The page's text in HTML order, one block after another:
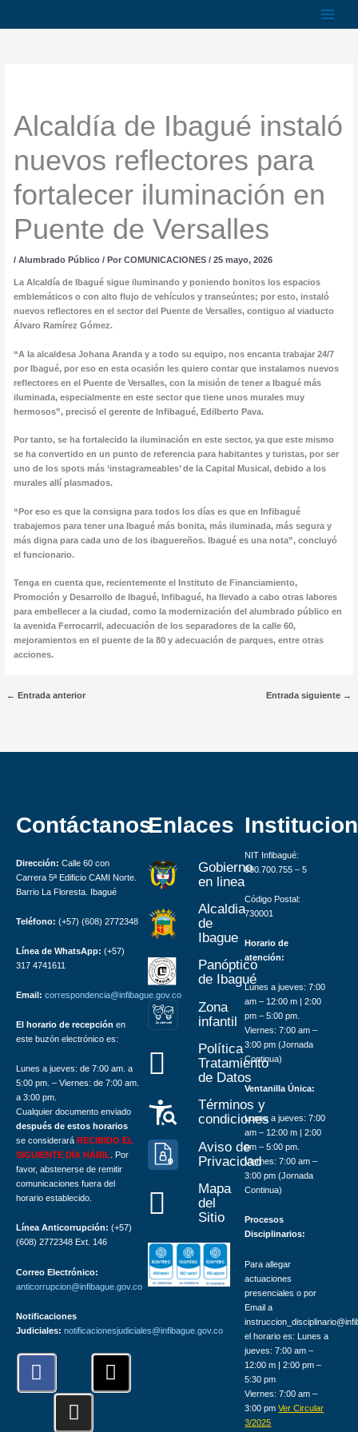
Alcaldía de Ibagué instaló
nuevos reflectores para
fortalecer iluminación en
Puente de Versalles
/ Alumbrado Público/ Por COMUNICACIONES / 25 mayo, 2026
La Alcaldía de Ibagué sigue iluminando y poniendo bonitos los espacios
emblemáticos o con alto flujo de vehículos y transeúntes; por esto, instaló
nuevos reflectores en el sector del Puente de Versalles, contiguo al viaducto
Álvaro Ramírez Gómez.
“A la alcaldesa Johana Aranda y a todo su equipo, nos encanta trabajar 24/7
por Ibagué, por eso en esta ocasión les quiero contar que instalamos nuevos
reflectores en el Puente de Versalles, con la misión de tener a Ibagué más
iluminada, especialmente en este sector que tiene unos murales muy
hermosos”, precisó el gerente de Infibagué, Edilberto Pava.
Por tanto, se ha fortalecido la iluminación en este sector, ya que este mismo
se ha convertido en un punto de referencia para habitantes y turistas, por ser
uno de los spots más ‘instagrameables’ de la Capital Musical, debido a los
murales allí plasmados.
“Por eso es que la consigna para todos los días es que en Infibagué
trabajemos para tener una Ibagué más bonita, más iluminada, más segura y
más digna para cada uno de los ibaguereños. Ibagué es una nota”, concluyó
el funcionario.
Tenga en cuenta que, recientemente el Instituto de Financiamiento,
Promoción y Desarrollo de Ibagué, Infibagué, ha llevado a cabo otras labores
para embellecer a la ciudad, como la modernización del alumbrado público en
la avenida Ferrocarril, adecuación de los separadores de la calle 60,
mejoramientos en el puente de la 80 y adecuación de parques, entre otras
acciones.
← Entrada anterior Entrada siguiente →
Contáctanos
Dirección: Calle 60 con
Carrera 5ª Edificio CAMI Norte.
Barrio La Floresta. Ibagué
Teléfono: (+57) (608) 2772348
Línea de WhatsApp: (+57)
317 4741611
Email: correspondencia@infibague.gov.co
El horario de recepción en
este buzón electrónico es:
Lunes a jueves: de 7:00 am. a
5:00 pm. – Viernes: de 7:00 am.
a 3:00 pm.
Cualquier documento enviado
después de estos horarios
se considerará RECIBIDO EL
SIGUIENTE DÍA HÁBIL . Por
favor, abstenerse de remitir
comunicaciones fuera del
horario establecido.
Línea Anticorrupción: (+57)
(608) 2772348 Ext. 146
Correo Electrónico:
anticorrupcion@infibague.gov.co
Notificaciones
Judiciales: notificacionesjudiciales@infibague.gov.co
F
a
X
-
s
t
Enlaces
Gobierno
en linea
Alcaldia
de
Ibague
Panóptico
de Ibagué
ZonaInfantil
Zona
infantil
Política
Tratamiento
de Datos
Términos y
condiciones
Aviso de
Privacidad
Mapa
del
Sitio
NIT Infibagué:
890.700.755 – 5
Código Postal:
730001
Horario de
atención:
Lunes a jueves: 7:00
am – 12:00 m | 2:00
pm – 5:00 pm.
Viernes: 7:00 am –
3:00 pm (Jornada
Continua)
Ventanilla Única:
Lunes a jueves: 7:00
am – 12:00 m | 2:00
pm – 5:00 pm.
Viernes: 7:00 am –
3:00 pm (Jornada
Continua)
Procesos
Disciplinarios:
Para allegar
actuaciones
presenciales o por
Email a
el horario es: Lunes a
jueves: 7:00 am –
12:00 m | 2:00 pm –
5:30 pm
Viernes: 7:00 am –
3:00 pmVer Circular
3/2025